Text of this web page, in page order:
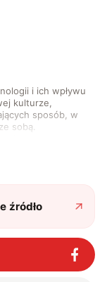
i ich wpływu
kulturze,
sposób, w
sobą.
W wolnych
źródło